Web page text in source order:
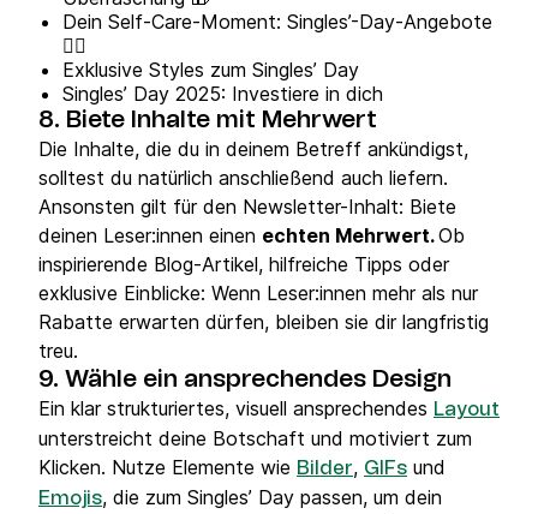
Dein Self-Care-Moment: Singles’-Day-Angebote
💆‍♀️
Exklusive Styles zum Singles’ Day
Singles’ Day 2025: Investiere in dich
8. Biete Inhalte mit Mehrwert
Die Inhalte, die du in deinem Betreff ankündigst,
solltest du natürlich anschließend auch liefern.
Ansonsten gilt für den Newsletter-Inhalt: Biete
deinen Leser:innen einen echten Mehrwert.Ob
inspirierende Blog-Artikel, hilfreiche Tipps oder
exklusive Einblicke: Wenn Leser:innen mehr als nur
Rabatte erwarten dürfen, bleiben sie dir langfristig
treu.
9. Wähle ein ansprechendes Design
Ein klar strukturiertes, visuell ansprechendes Layout
unterstreicht deine Botschaft und motiviert zum
Klicken. Nutze Elemente wie Bilder, GIFs und
Emojis, die zum Singles’ Day passen, um dein